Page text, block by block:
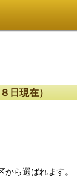
日現在）
ら選ばれます。